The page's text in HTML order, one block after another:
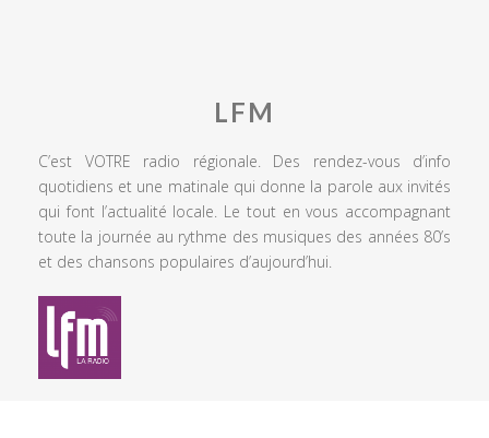
LFM
C’est VOTRE radio régionale. Des rendez-vous d’info
quotidiens et une matinale qui donne la parole aux invités
qui font l’actualité locale. Le tout en vous accompagnant
toute la journée au rythme des musiques des années 80’s
et des chansons populaires d’aujourd’hui.